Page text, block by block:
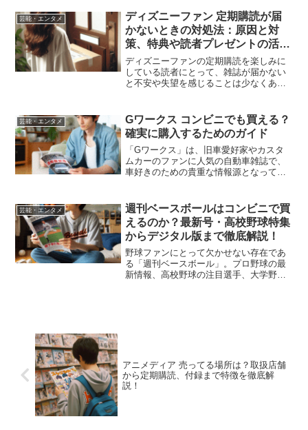
の雑誌、どちらを買うか迷うことがある
かもしれません。どちらも...
芸能・エンタメ
ディズニーファン 定期購読が届
かないときの対処法：原因と対
策、特典や読者プレゼントの活用
方法も解説！
ディズニーファンの定期購読を楽しみに
している読者にとって、雑誌が届かない
と不安や失望を感じることは少なくあり
魅力の一つです。これらが手に入らない
と、何か大事なものを逃し...
芸能・エンタメ
Gワークス コンビニでも買える？
確実に購入するためのガイド
「Gワークス」は、旧車愛好家やカスタ
ムカーのファンに人気の自動車雑誌で、
車好きのための貴重な情報源となってい
富に掲載されており、特に大人の男女を
中心に、自動車文化に関心...
芸能・エンタメ
週刊ベースボールはコンビニで買
えるのか？最新号・高校野球特集
からデジタル版まで徹底解説！
野球ファンにとって欠かせない存在であ
る「週刊ベースボール」。プロ野球の最
新情報、高校野球の注目選手、大学野球
アニメディア 売ってる場所は？取扱店舗
から定期購読、付録まで特徴を徹底解
説！